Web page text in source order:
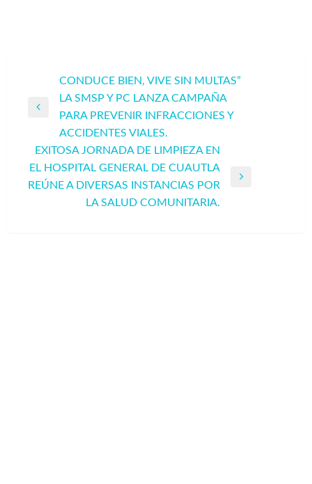
Navegación
de
entradas
Entrada
anterior
CONDUCE BIEN, VIVE SIN MULTAS”
LA SMSP Y PC LANZA CAMPAÑA
PARA PREVENIR INFRACCIONES Y
ACCIDENTES VIALES.
Entrada
EXITOSA JORNADA DE LIMPIEZA EN
EL HOSPITAL GENERAL DE CUAUTLA
REÚNE A DIVERSAS INSTANCIAS POR
LA SALUD COMUNITARIA.